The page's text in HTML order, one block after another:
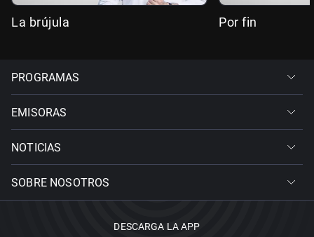
La brújula Por fin
PROGRAMAS
EMISORAS
NOTICIAS
SOBRE NOSOTROS
DESCARGA LA APP